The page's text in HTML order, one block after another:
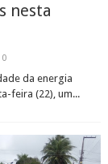
nesta
0
da energia
feira (22), um...